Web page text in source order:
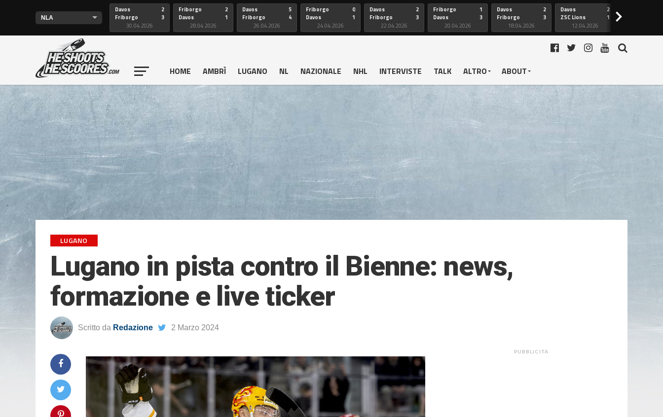
Davos
Friborgo
2
3
30.04.2026
Friborgo
Davos
2
1
28.04.2026
Davos
Friborgo
5
4
26.04.2026
Friborgo
Davos
0
1
24.04.2026
Davos
Friborgo
2
3
22.04.2026
Friborgo
Davos
1
3
20.04.2026
Davos
Friborgo
2
3
18.04.2026
Davos
ZSC Lions
2
1
12.04.2026
>
HOME AMBRÌ LUGANO NL NAZIONALE NHL INTERVISTE TALK ALTRO ABOUT
LUGANO
Lugano in pista contro il Bienne: news,
formazione e live ticker
Scritto da Redazione 2 Marzo 2024
PUBBLICITÀ